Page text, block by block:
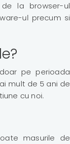
la browser-ul
ul precum si
pe perioada
mult de 5 ani de
cu noi.
masurile de